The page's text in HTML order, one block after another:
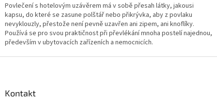
Povlečení s hotelovým uzávěrem má v sobě přesah látky, jakousi
kapsu, do které se zasune polštář nebo přikrývka, aby z povlaku
nevyklouzly, přestože není pevně uzavřen ani zipem, ani knoflíky.
Používá se pro svou praktičnost při převlékání mnoha postelí najednou,
především v ubytovacích zařízeních a nemocnicích.
Kontakt